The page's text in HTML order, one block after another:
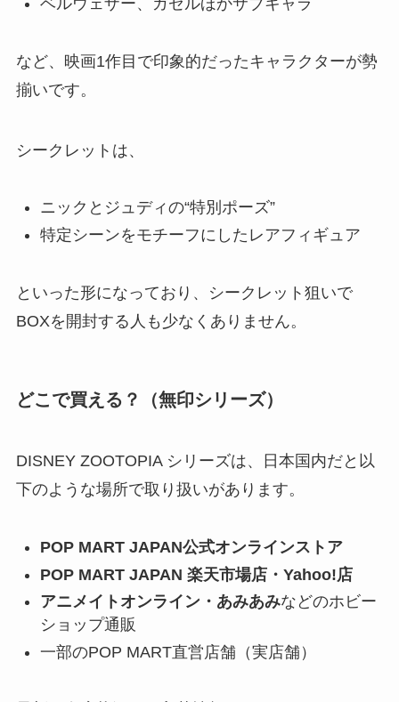
など、映画1作目で印象的だったキャラクターが勢
揃いです。
シークレットは、
ニックとジュディの“特別ポーズ”
特定シーンをモチーフにしたレアフィギュア
といった形になっており、シークレット狙いで
BOXを開封する人も少なくありません。
どこで買える？（無印シリーズ）
DISNEY ZOOTOPIA シリーズは、日本国内だと以
下のような場所で取り扱いがあります。
POP MART JAPAN公式オンラインストア
POP MART JAPAN 楽天市場店・Yahoo!店
アニメイトオンライン・あみあみなどのホビー
ショップ通販
一部のPOP MART直営店舗（実店舗）